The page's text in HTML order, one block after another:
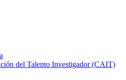
del Talento Investigador (CAIT)